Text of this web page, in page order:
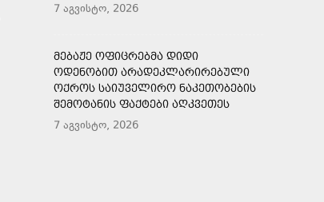
7 აგვისტო, 2026
ᲛᲔᲑᲐᲟᲔ ᲝᲤᲘᲪᲠᲔᲑᲛᲐ ᲓᲘᲓᲘ
ᲝᲓᲔᲜᲝᲑᲘᲗ ᲐᲠᲐᲓᲔᲙᲚᲐᲠᲘᲠᲔᲑᲣᲚᲘ
ᲝᲥᲠᲝᲡ ᲡᲐᲘᲣᲕᲔᲚᲘᲠᲝ ᲜᲐᲙᲔᲗᲝᲑᲔᲑᲘᲡ
ᲨᲔᲛᲝᲢᲐᲜᲘᲡ ᲤᲐᲥᲢᲔᲑᲘ ᲐᲦᲙᲕᲔᲗᲔᲡ
7 აგვისტო, 2026